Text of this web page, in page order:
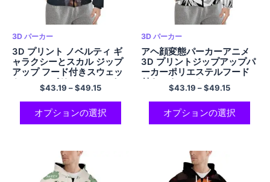
3D パーカー
3D プリント ノベルティ ギ
ャラクシーとスカル ジップ
アップ フード付きスウェッ
トシャツ ポリエステル パー
カー ギャラクシー パーカー
クール パーカー
$43.19 –$49.15
オプションの選択
3D パーカー
アヘ顔変態パーカーアニメ
3D プリントジップアップパ
ーカーポリエステルフード
付きスウェットシャツ
$43.19 –$49.15
オプションの選択